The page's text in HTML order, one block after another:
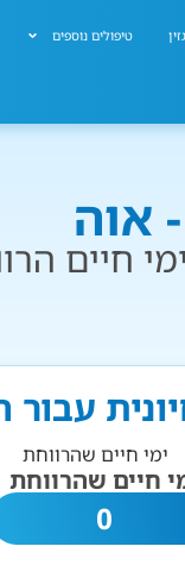
טיפולים נוספים
אוה
חיים
חיים שהרווחת
0